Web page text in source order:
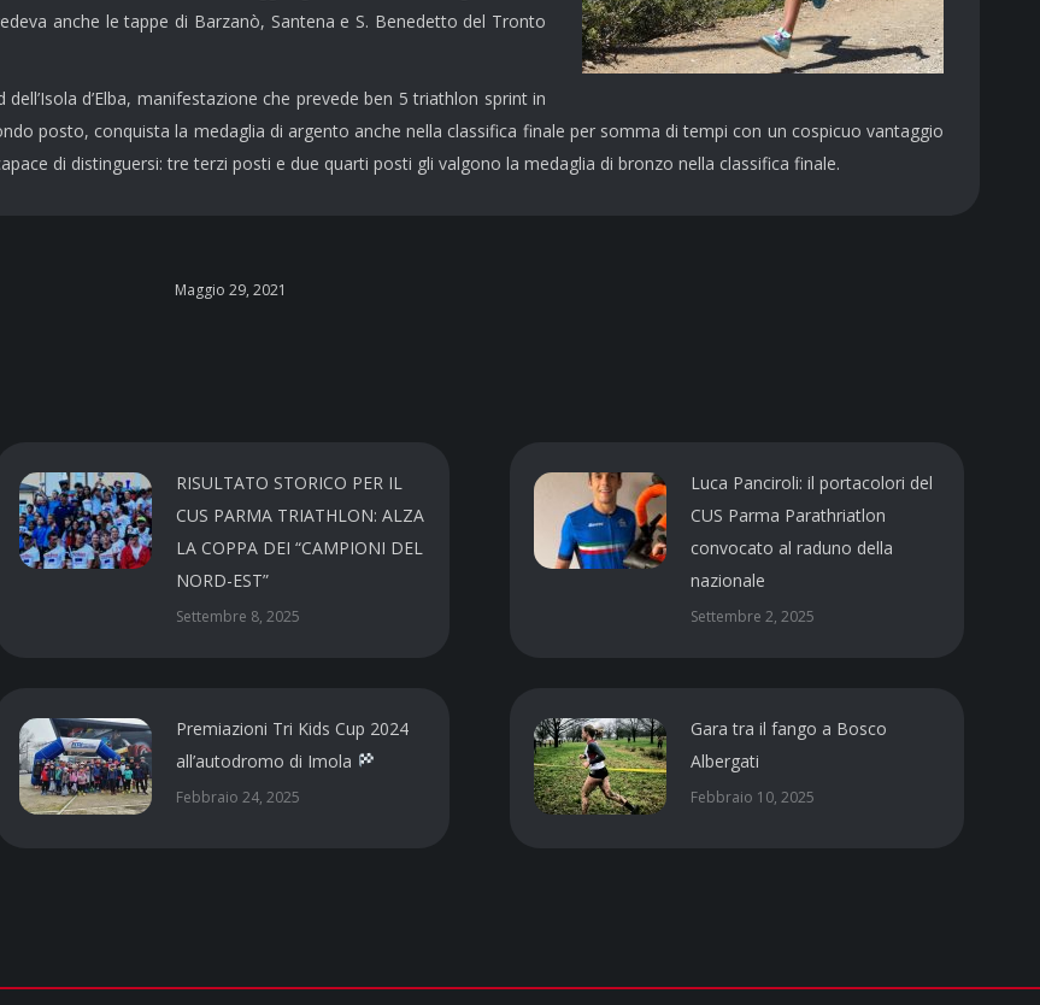
anche le tappe di Barzanò, Santena e S. Benedetto del Tronto
d’Elba, manifestazione che prevede ben 5 triathlon sprint in
posto, conquista la medaglia di argento anche nella classifica finale per somma di tempi con un cospicuo vantaggio
di distinguersi: tre terzi posti e due quarti posti gli valgono la medaglia di bronzo nella classifica finale.
Maggio 29, 2021
RISULTATO STORICO PER IL
CUS PARMA TRIATHLON: ALZA
LA COPPA DEI “CAMPIONI DEL
NORD-EST”
Settembre 8, 2025
Luca Panciroli: il portacolori del
CUS Parma Parathriatlon
convocato al raduno della
nazionale
Settembre 2, 2025
Premiazioni Tri Kids Cup 2024
all’autodromo di Imola
Febbraio 24, 2025
Gara tra il fango a Bosco
Albergati
Febbraio 10, 2025